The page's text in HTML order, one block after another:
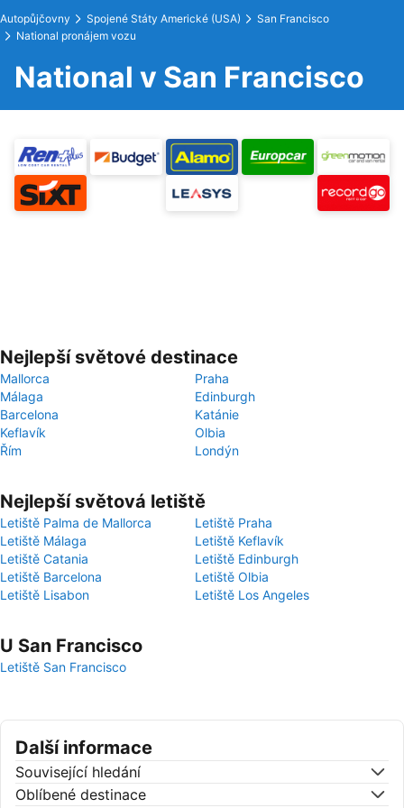
Autopůjčovny Spojené Státy Americké (USA)
San Francisco
National pronájem vozu
National v San Francisco
Nejlepší světové destinace
Mallorca
Praha
Málaga
Edinburgh
Barcelona
Katánie
Keflavík
Olbia
Řím
Londýn
Nejlepší světová letiště
Letiště Palma de Mallorca
Letiště Praha
Letiště Málaga
Letiště Keflavík
Letiště Catania
Letiště Edinburgh
Letiště Barcelona
Letiště Olbia
Letiště Lisabon
Letiště Los Angeles
U San Francisco
Letiště San Francisco
Další informace
Související hledání
Oblíbené destinace